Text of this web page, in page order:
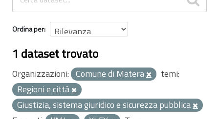
Ordina per
1 dataset trovato
Organizzazioni: Comune di Matera
temi:
Regioni e città
Giustizia, sistema giuridico e sicurezza pubblica